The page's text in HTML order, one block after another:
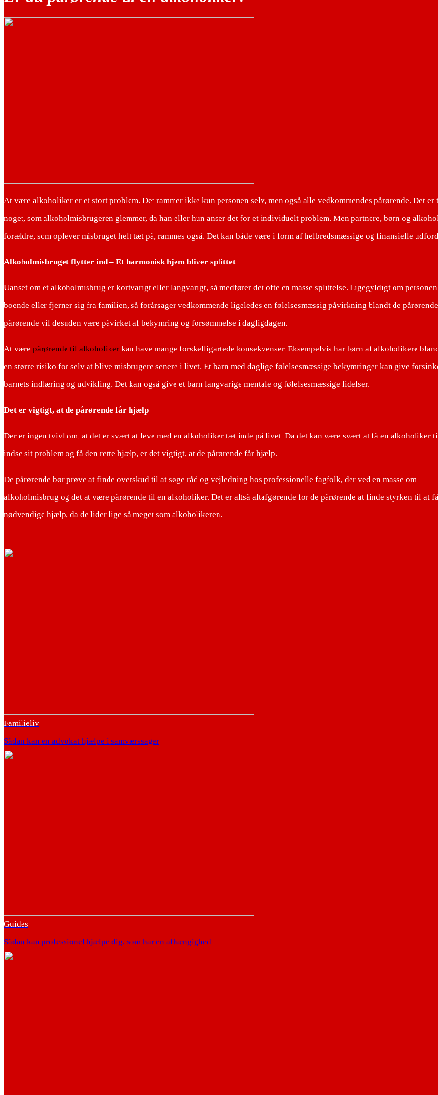
At være alkoholiker er et stort problem. Det rammer ikke kun personen selv, men også alle vedkommendes pårørende. Det er
noget, som alkoholmisbrugeren glemmer, da han eller hun anser det for et individuelt problem. Men partnere, børn og
forældre, som oplever misbruget helt tæt på, rammes også. Det kan både være i form af helbredsmæssige og finansielle
Alkoholmisbruget flytter ind – Et harmonisk hjem bliver splittet
Uanset om et alkoholmisbrug er kortvarigt eller langvarigt, så medfører det ofte en masse splittelse. Ligegyldigt om
boende eller fjerner sig fra familien, så forårsager vedkommende ligeledes en følelsesmæssig påvirkning blandt de
pårørende vil desuden være påvirket af bekymring og forsømmelse i dagligdagen.
At være pårørende til alkoholiker kan have mange forskelligartede konsekvenser. Eksempelvis har børn af alkoholikere
en større risiko for selv at blive misbrugere senere i livet. Et barn med daglige følelsesmæssige bekymringer kan give
barnets indlæring og udvikling. Det kan også give et barn langvarige mentale og følelsesmæssige lidelser.
Det er vigtigt, at de pårørende får hjælp
Der er ingen tvivl om, at det er svært at leve med en alkoholiker tæt inde på livet. Da det kan være svært at få en alkoholiker
indse sit problem og få den rette hjælp, er det vigtigt, at de pårørende får hjælp.
De pårørende bør prøve at finde overskud til at søge råd og vejledning hos professionelle fagfolk, der ved en masse om
alkoholmisbrug og det at være pårørende til en alkoholiker. Det er altså altafgørende for de pårørende at finde styrken til at
nødvendige hjælp, da de lider lige så meget som alkoholikeren.
Familieliv
Sådan kan en advokat hjælpe i samværssager
Guides
Sådan kan professionel hjælpe dig, som har en afhængighed